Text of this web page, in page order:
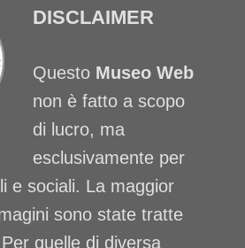
DISCLAIMER
Questo Museo Web
non è fatto a scopo
di lucro, ma
esclusivamente per
e sociali. La maggior
sono state tratte
quelle di diversa